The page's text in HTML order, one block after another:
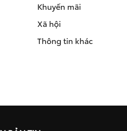
Khuyến mãi
Xã hội
Thông tin khác